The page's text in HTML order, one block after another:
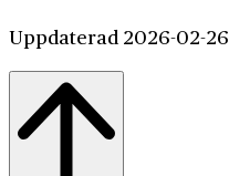
Uppdaterad 2026-02-26